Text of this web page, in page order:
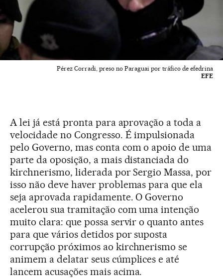
Pérez Corradi, preso no Paraguai por tráfico de efedrina
EFE
A lei já está pronta para aprovação a toda a
velocidade no Congresso. É impulsionada
pelo Governo, mas conta com o apoio de uma
parte da oposição, a mais distanciada do
kirchnerismo, liderada por Sergio Massa, por
isso não deve haver problemas para que ela
seja aprovada rapidamente. O Governo
acelerou sua tramitação com uma intenção
muito clara: que possa servir o quanto antes
para que vários detidos por suposta
corrupção próximos ao kirchnerismo se
animem a delatar seus cúmplices e até
lancem acusações mais acima.